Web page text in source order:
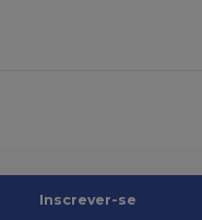
Inscrever-se